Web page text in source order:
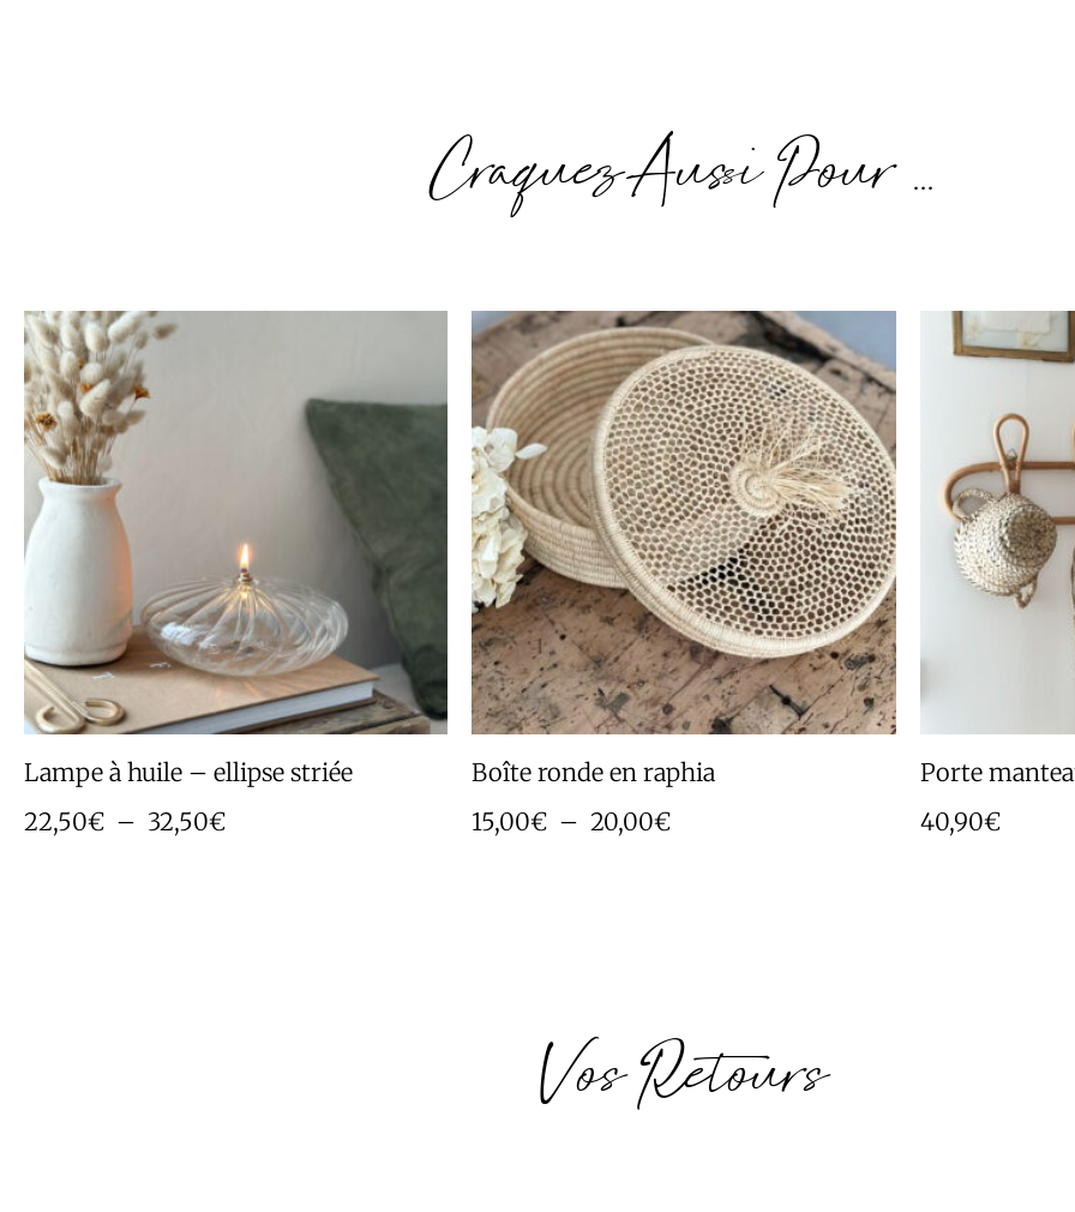
Craquez Aussi Pour ...
Lampe à huile – ellipse striée
22,50€ – 32,50€
Boîte ronde en raphia
15,00€ – 20,00€
Plage
de
prix :
15,00€
à
20,00€
Porte
40,90€
Vos Retours